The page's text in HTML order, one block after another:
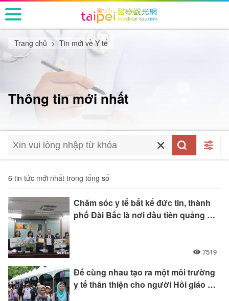
跳
到
主
要
塊
Trang chủ Tin mới về Y tế
Thông tin mới nhất
6 tin tức mới nhất trong tổng số
Chăm sóc y tế bất kể đức tin, thành
phố Đài Bắc là nơi đầu tiên quảng bá
7519
Để cùng nhau tạo ra một môi trường
y tế thân thiện cho người Hồi giáo ở